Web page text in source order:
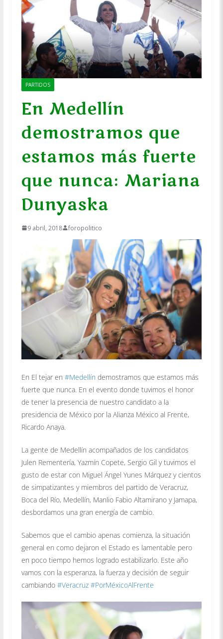
PARTIDOS
En Medellín
demostramos que
estamos más fuerte
que nunca: Mariana
Dunyaska
9 abril, 2018 foropolitico
En El tejar en #Medellín demostramos que estamos más
fuerte que nunca. En el evento donde tuvimos el honor
de tener la presencia de nuestro candidato a la
presidencia de México por la Alianza México al Frente,
Ricardo Anaya.
La gente de Medellín acompañados de los candidatos
Julen Rementería, Yazmín Copete, Sergio Gil y tuvimos el
gusto de estar con Miguel Ángel Yunes Márquez y cientos
de simpatizantes y miembros del partido de Veracruz,
Boca del Río, Medellín, Manlio Fabio Altamirano y Jamapa,
desbordamos una gran energía de cambio.
Sabemos que el cambio apenas comienza, la situación
general en como dejaron el Estado es lamentable pero
en poco tiempo hemos logrado estabilizarlo. Este año
vamos con la esperanza, la fuerza y decisión de seguir
cambiando #Veracruz #PorMéxicoAlFrente